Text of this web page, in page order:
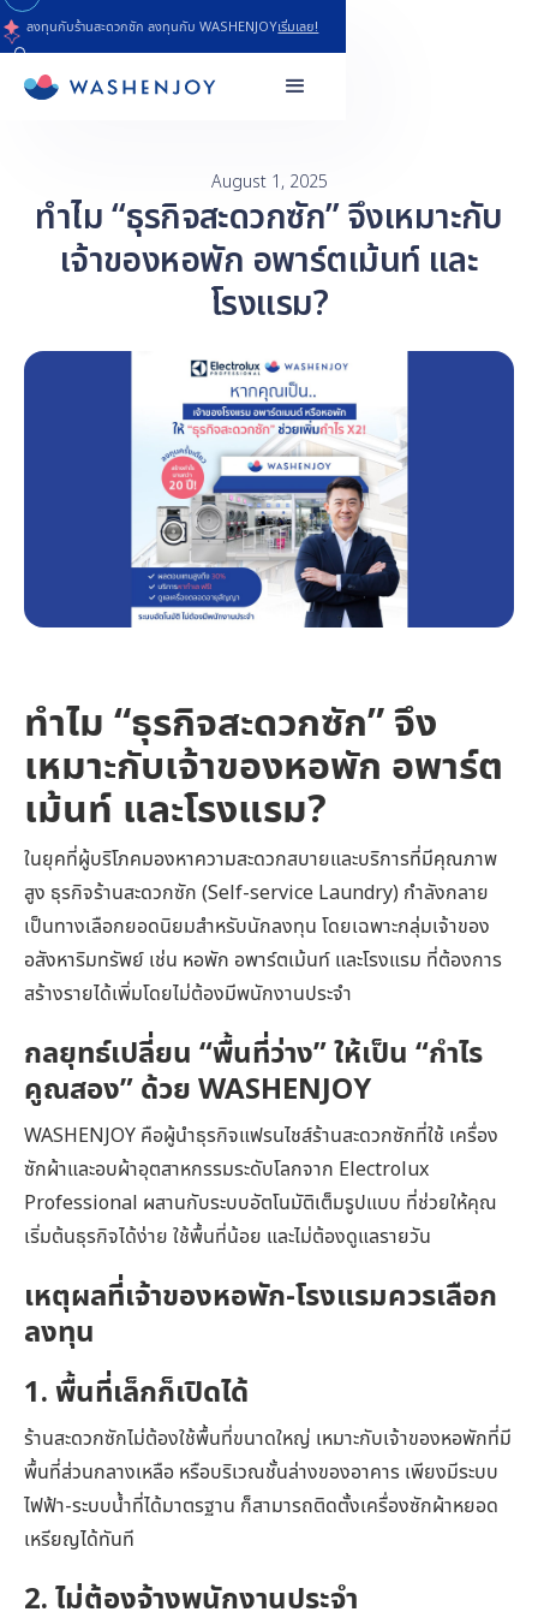
ลงทุนกับร้านสะดวกซัก ลงทุนกับ WASHENJOYเริ่มเลย!
August 1, 2025
ทำไม “ธุรกิจสะดวกซัก” จึงเหมาะกับ
เจ้าของหอพัก อพาร์ตเม้นท์ และ
โรงแรม?
ทำไม “ธุรกิจสะดวกซัก” จึง
เหมาะกับเจ้าของหอพัก อพาร์ต
เม้นท์ และโรงแรม?
ในยุคที่ผู้บริโภคมองหาความสะดวกสบายและบริการที่มีคุณภาพ
สูง ธุรกิจร้านสะดวกซัก (Self-service Laundry) กำลังกลาย
เป็นทางเลือกยอดนิยมสำหรับนักลงทุน โดยเฉพาะกลุ่มเจ้าของ
อสังหาริมทรัพย์ เช่น หอพัก อพาร์ตเม้นท์ และโรงแรม ที่ต้องการ
สร้างรายได้เพิ่มโดยไม่ต้องมีพนักงานประจำ
กลยุทธ์เปลี่ยน “พื้นที่ว่าง” ให้เป็น “กำไร
คูณสอง” ด้วย WASHENJOY
WASHENJOY คือผู้นำธุรกิจแฟรนไชส์ร้านสะดวกซักที่ใช้ เครื่อง
ซักผ้าและอบผ้าอุตสาหกรรมระดับโลกจาก Electrolux
Professional ผสานกับระบบอัตโนมัติเต็มรูปแบบ ที่ช่วยให้คุณ
เริ่มต้นธุรกิจได้ง่าย ใช้พื้นที่น้อย และไม่ต้องดูแลรายวัน
เหตุผลที่เจ้าของหอพัก-โรงแรมควรเลือก
ลงทุน
1. พื้นที่เล็กก็เปิดได้
ร้านสะดวกซักไม่ต้องใช้พื้นที่ขนาดใหญ่ เหมาะกับเจ้าของหอพักที่มี
พื้นที่ส่วนกลางเหลือ หรือบริเวณชั้นล่างของอาคาร เพียงมีระบบ
ไฟฟ้า-ระบบน้ำที่ได้มาตรฐาน ก็สามารถติดตั้งเครื่องซักผ้าหยอด
เหรียญได้ทันที
2. ไม่ต้องจ้างพนักงานประจำ